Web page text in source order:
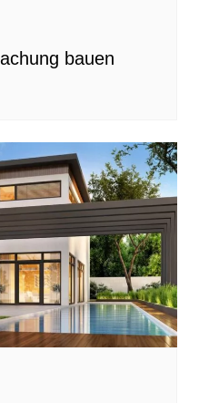
bauen